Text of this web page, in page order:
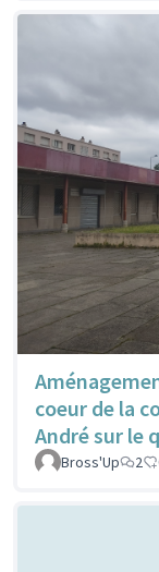
coeur de la
André sur le
Bross'Up 2